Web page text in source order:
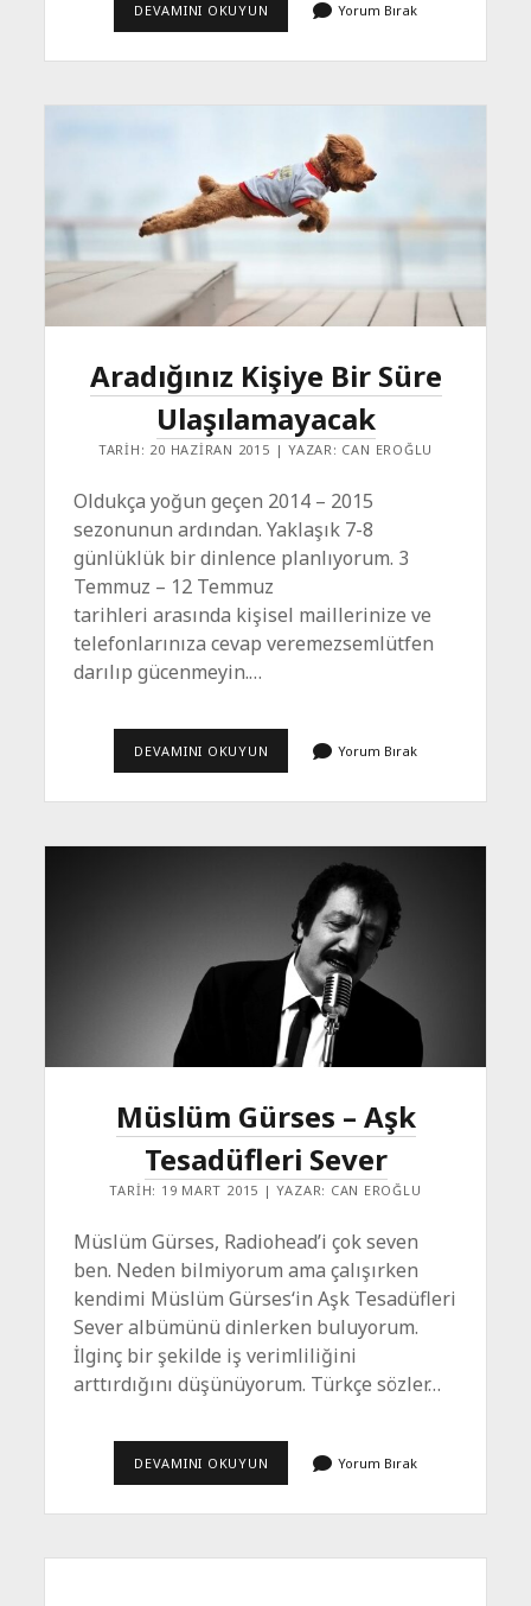
DEVAMINI OKUYUN
ŞEYSI
Yorum Bırak
Aradığınız Kişiye Bir Süre
Ulaşılamayacak
TARIH: 20 HAZIRAN 2015 | YAZAR: CAN EROĞLU
Oldukça yoğun geçen 2014 – 2015
sezonunun ardından. Yaklaşık 7-8
günlüklük bir dinlence planlıyorum. 3
Temmuz – 12 Temmuz
tarihleri arasında kişisel maillerinize ve
telefonlarınıza cevap veremezsemlütfen
darılıp gücenmeyin.…
DEVAMINI OKUYUN ARADIĞINIZ
SÜRE
Yorum Bırak
Müslüm Gürses – Aşk
Tesadüfleri Sever
TARIH: 19 MART 2015 | YAZAR: CAN EROĞLU
Müslüm Gürses, Radiohead’i çok seven
ben. Neden bilmiyorum ama çalışırken
kendimi Müslüm Gürses‘in Aşk Tesadüfleri
Sever albümünü dinlerken buluyorum.
İlginç bir şekilde iş verimliliğini
arttırdığını düşünüyorum. Türkçe sözler…
DEVAMINI OKUYUN MÜSLÜM
AŞK
Yorum Bırak